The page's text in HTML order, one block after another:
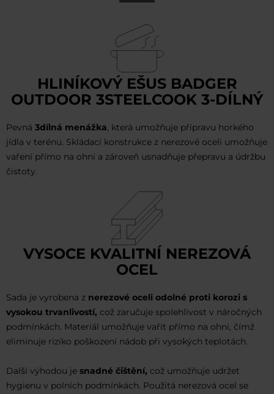
HLINÍKOVÝ EŠUS BADGER
OUTDOOR 3STEELCOOK 3-DÍLNÝ
Pevná 3dílná menážka, která umožňuje přípravu horkého
jídla v terénu. Skládací konstrukce z nerezové oceli umožňuje
vaření přímo na ohni a zároveň usnadňuje přepravu a údržbu
čistoty.
VYSOCE KVALITNÍ NEREZOVÁ
OCEL
Sada je vyrobena z nerezové oceli odolné proti korozi s
vysokou trvanlivostí, což zaručuje spolehlivost v náročných
podmínkách. Materiál umožňuje vařit přímo na ohni, čímž
eliminuje riziko poškození nádob při vysokých teplotách.
Další výhodou je snadné čištění, což umožňuje udržet
hygienu v polních podmínkách. Použitá nerezová ocel se